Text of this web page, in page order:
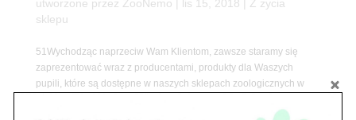
utworzone przez ZooNemo lis 15, 2018
Z życia
sklepu
51Wychodząc naprzeciw Wam Klientom, zawsze staramy się
zaprezentować wraz z producentami, produkty dla Waszych
pupili, które są dostępne w naszych sklepach zoologicznych w